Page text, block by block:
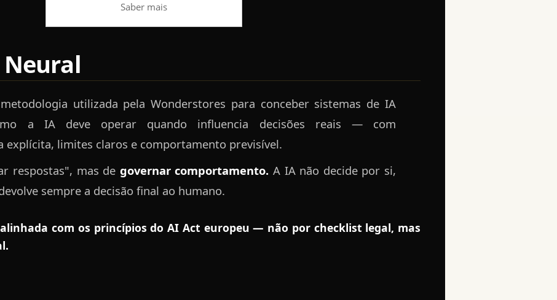
utilizada pela Wonderstores para conceber sistemas de IA
a IA deve operar quando influencia decisões reais — com
explícita, limites claros e comportamento previsível.
respostas", mas de governar comportamento. A IA não decide por si,
sempre a decisão final ao humano.
com os princípios do AI Act europeu — não por checklist legal, mas
Saber mais